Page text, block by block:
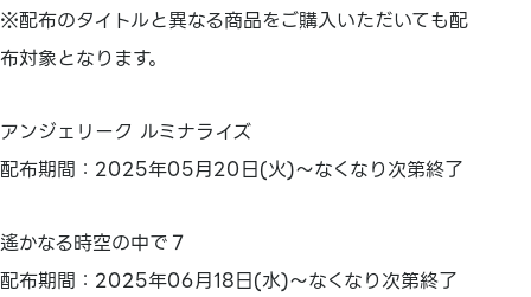
※配布のタイトルと異なる商品をご購入いただいても配
布対象となります。
アンジェリーク ルミナライズ
配布期間：2025年05月20日(火)～なくなり次第終了
遙かなる時空の中で７
配布期間：2025年06月18日(水)～なくなり次第終了